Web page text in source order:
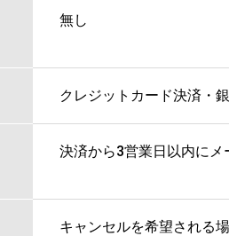
無し
クレジットカード決済・
決済から3営業日以内にメ
キャンセルを希望される